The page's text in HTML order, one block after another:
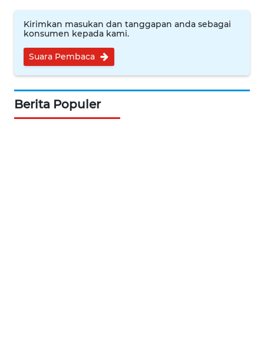
Kirimkan masukan dan tanggapan anda sebagai
konsumen kepada kami.
Suara Pembaca
Berita Populer
WN
WN